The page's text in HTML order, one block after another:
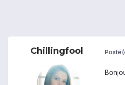
Chillingfool